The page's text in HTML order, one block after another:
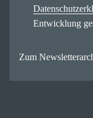
Entwicklung
Zum